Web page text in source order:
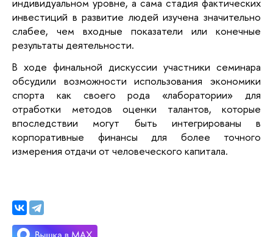
инвестиций в развитие людей изучена значительно
слабее, чем входные показатели или конечные
результаты деятельности.
В ходе финальной дискуссии участники семинара
обсудили возможности использования экономики
спорта как своего рода «лаборатории» для
отработки методов оценки талантов, которые
впоследствии могут быть интегрированы в
корпоративные финансы для более точного
измерения отдачи от человеческого капитала.